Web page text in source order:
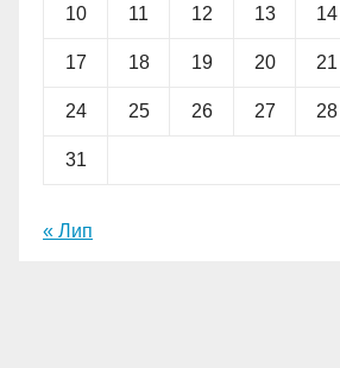
10 11 12 13 14
17 18 19 20 21
24 25 26 27 28
31
« Лип